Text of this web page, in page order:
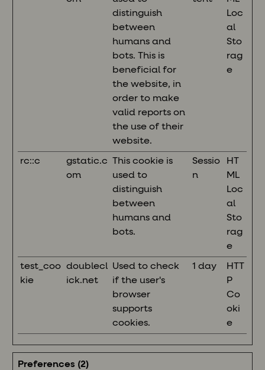
distinguish
between
humans and
bots. This is
beneficial for
the website, in
order to make
valid reports on
the use of their
website.
Loc
al
Sto
rag
e
rc::c
gstatic.c
om
This cookie is
used to
distinguish
between
humans and
bots.
Sessio
n
HT
ML
Loc
al
Sto
rag
e
test_coo
kie
doublecl
ick.net
Used to check
if the user's
browser
supports
cookies.
1 day
HTT
P
Co
oki
e
Preferences (2)